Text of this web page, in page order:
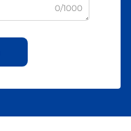
0/1000